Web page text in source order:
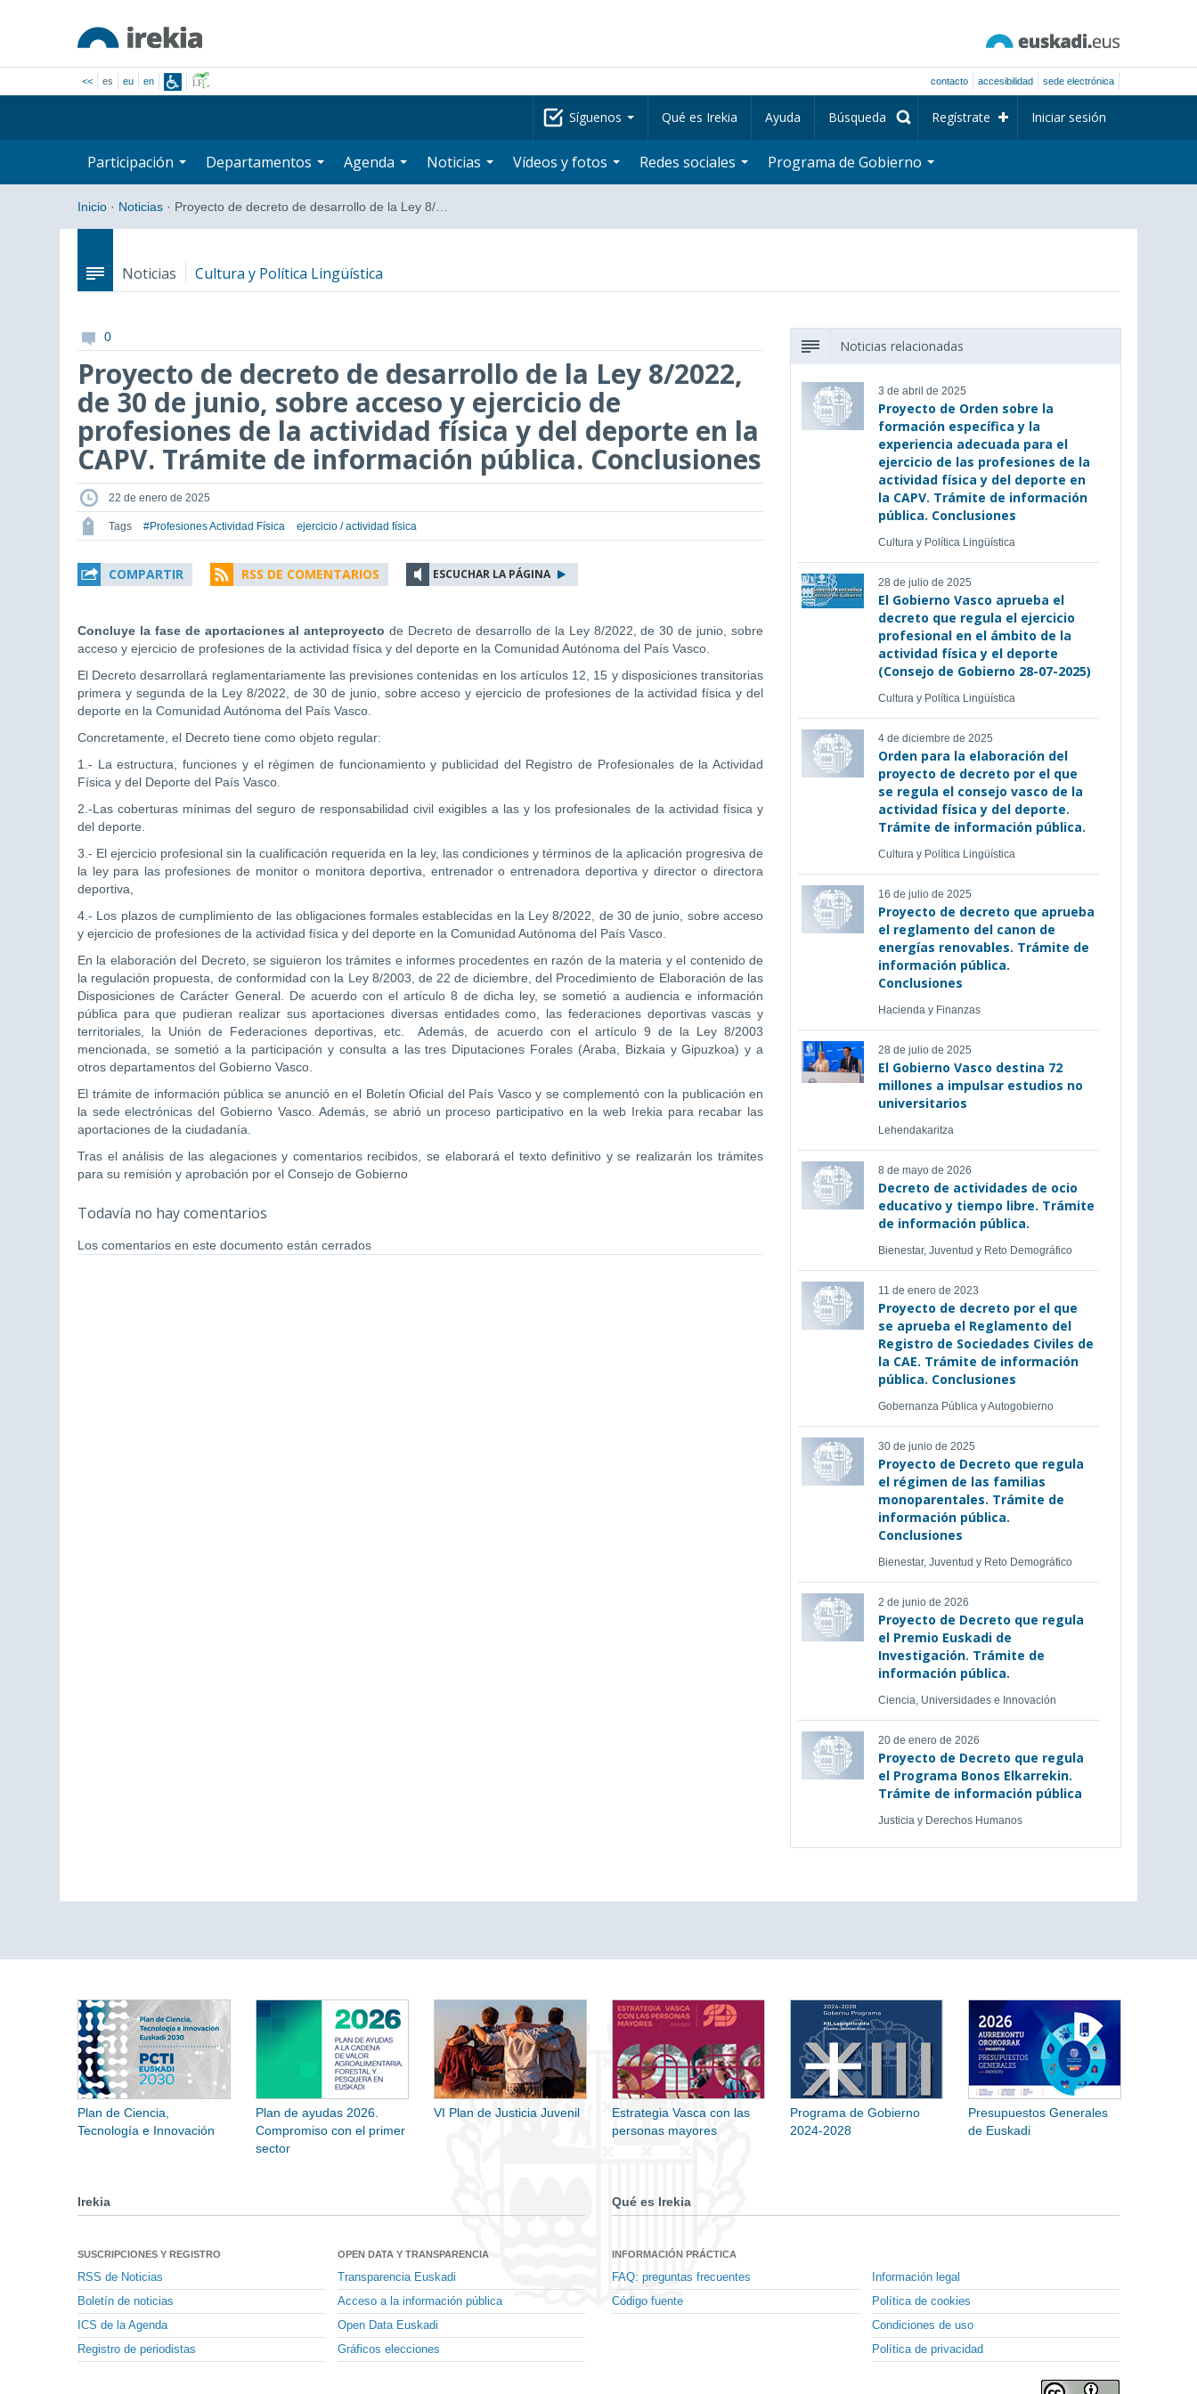
<< es eu en contacto accesibilidad sede electrónica
Síguenos Qué es Irekia Ayuda Búsqueda Regístrate Iniciar sesión
Participación Departamentos Agenda Noticias Vídeos y fotos Redes sociales Programa de Gobierno
Inicio · Noticias · Proyecto de decreto de desarrollo de la Ley 8/…
Noticias Cultura y Política Lingüística
0
Proyecto de decreto de desarrollo de la Ley 8/2022,
de 30 de junio, sobre acceso y ejercicio de
profesiones de la actividad física y del deporte en la
CAPV. Trámite de información pública. Conclusiones
22 de enero de 2025
Tags #Profesiones Actividad Física ejercicio / actividad física
COMPARTIR RSS DE COMENTARIOS ESCUCHAR LA PÁGINA
Concluye la fase de aportaciones al anteproyectode Decreto de desarrollo de la Ley 8/2022, de 30 de junio, sobre
acceso y ejercicio de profesiones de la actividad física y del deporte en la Comunidad Autónoma del País Vasco.
El Decreto desarrollará reglamentariamente las previsiones contenidas en los artículos 12, 15 y disposiciones transitorias
primera y segunda de la Ley 8/2022, de 30 de junio, sobre acceso y ejercicio de profesiones de la actividad física y del
deporte en la Comunidad Autónoma del País Vasco.
Concretamente, el Decreto tiene como objeto regular:
1.- La estructura, funciones y el régimen de funcionamiento y publicidad del Registro de Profesionales de la Actividad
Física y del Deporte del País Vasco.
2.-Las coberturas mínimas del seguro de responsabilidad civil exigibles a las y los profesionales de la actividad física y
del deporte.
3.- El ejercicio profesional sin la cualificación requerida en la ley, las condiciones y términos de la aplicación progresiva de
la ley para las profesiones de monitor o monitora deportiva, entrenador o entrenadora deportiva y director o directora
deportiva,
4.- Los plazos de cumplimiento de las obligaciones formales establecidas en la Ley 8/2022, de 30 de junio, sobre acceso
y ejercicio de profesiones de la actividad física y del deporte en la Comunidad Autónoma del País Vasco.
En la elaboración del Decreto, se siguieron los trámites e informes procedentes en razón de la materia y el contenido de
la regulación propuesta, de conformidad con la Ley 8/2003, de 22 de diciembre, del Procedimiento de Elaboración de las
Disposiciones de Carácter General. De acuerdo con el artículo 8 de dicha ley, se sometió a audiencia e información
pública para que pudieran realizar sus aportaciones diversas entidades como, las federaciones deportivas vascas y
territoriales, la Unión de Federaciones deportivas, etc. Además, de acuerdo con el artículo 9 de la Ley 8/2003
mencionada, se sometió a la participación y consulta a las tres Diputaciones Forales (Araba, Bizkaia y Gipuzkoa) y a
otros departamentos del Gobierno Vasco.
El trámite de información pública se anunció en el Boletín Oficial del País Vasco y se complementó con la publicación en
la sede electrónicas del Gobierno Vasco. Además, se abrió un proceso participativo en la web Irekia para recabar las
aportaciones de la ciudadanía.
Tras el análisis de las alegaciones y comentarios recibidos, se elaborará el texto definitivo y se realizarán los trámites
para su remisión y aprobación por el Consejo de Gobierno
Todavía no hay comentarios
Los comentarios en este documento están cerrados
Noticias relacionadas
3 de abril de 2025
Proyecto de Orden sobre la
formación específica y la
experiencia adecuada para el
ejercicio de las profesiones de la
actividad física y del deporte en
la CAPV. Trámite de información
pública. Conclusiones
Cultura y Política Lingüística
28 de julio de 2025
El Gobierno Vasco aprueba el
decreto que regula el ejercicio
profesional en el ámbito de la
actividad física y el deporte
(Consejo de Gobierno 28-07-2025)
Cultura y Política Lingüística
4 de diciembre de 2025
Orden para la elaboración del
proyecto de decreto por el que
se regula el consejo vasco de la
actividad física y del deporte.
Trámite de información pública.
Cultura y Política Lingüística
16 de julio de 2025
Proyecto de decreto que aprueba
el reglamento del canon de
energías renovables. Trámite de
información pública.
Conclusiones
Hacienda y Finanzas
28 de julio de 2025
El Gobierno Vasco destina 72
millones a impulsar estudios no
universitarios
Lehendakaritza
8 de mayo de 2026
Decreto de actividades de ocio
educativo y tiempo libre. Trámite
de información pública.
Bienestar, Juventud y Reto Demográfico
11 de enero de 2023
Proyecto de decreto por el que
se aprueba el Reglamento del
Registro de Sociedades Civiles de
la CAE. Trámite de información
pública. Conclusiones
Gobernanza Pública y Autogobierno
30 de junio de 2025
Proyecto de Decreto que regula
el régimen de las familias
monoparentales. Trámite de
información pública.
Conclusiones
Bienestar, Juventud y Reto Demográfico
2 de junio de 2026
Proyecto de Decreto que regula
el Premio Euskadi de
Investigación. Trámite de
información pública.
Ciencia, Universidades e Innovación
20 de enero de 2026
Proyecto de Decreto que regula
el Programa Bonos Elkarrekin.
Trámite de información pública
Justicia y Derechos Humanos
Plan de Ciencia,
Tecnología e Innovación
Plan de ayudas 2026.
Compromiso con el primer
sector
VI Plan de Justicia Juvenil
Estrategia Vasca con las
personas mayores
Programa de Gobierno
2024-2028
Presupuestos Generales
de Euskadi
Irekia
SUSCRIPCIONES Y REGISTRO
RSS de Noticias
Boletín de noticias
ICS de la Agenda
Registro de periodistas
OPEN DATA Y TRANSPARENCIA
Transparencia Euskadi
Acceso a la información pública
Open Data Euskadi
Gráficos elecciones
Qué es Irekia
INFORMACIÓN PRÁCTICA
FAQ: preguntas frecuentes
Código fuente
Información legal
Política de cookies
Condiciones de uso
Política de privacidad